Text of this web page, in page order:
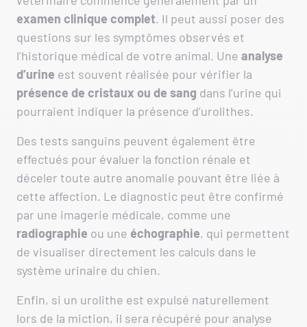
examen clinique complet. Il peut aussi poser des
questions sur les symptômes observés et
l’historique médical de votre animal. Une analyse
d’urine est souvent réalisée pour vérifier la
présence de cristaux ou de sang dans l’urine qui
pourraient indiquer la présence d’urolithes.
Des tests sanguins peuvent également être
effectués pour évaluer la fonction rénale et
déceler toute autre anomalie pouvant être liée à
cette affection. Le diagnostic peut être confirmé
par une imagerie médicale, comme une
radiographie ou une échographie, qui permettent
de visualiser directement les calculs dans le
système urinaire du chien.
Enfin, si un urolithe est expulsé naturellement
lors de la miction, il sera récupéré pour analyse